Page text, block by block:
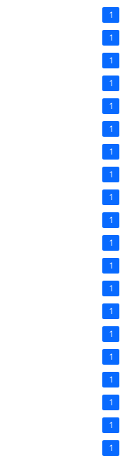
1
1
1
1
1
1
1
1
1
1
1
1
1
1
1
1
1
1
1
1